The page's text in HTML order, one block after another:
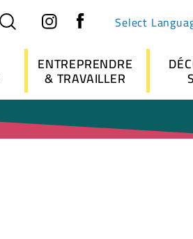
Réseaux sociaux
Select
ENTREPRENDRE
& TRAVAILLER